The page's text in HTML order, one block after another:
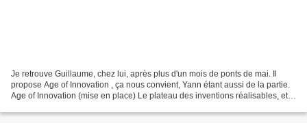
Je retrouve Guillaume, chez lui, après plus d'un mois de ponts de mai. Il
propose Age of Innovation , ça nous convient, Yann étant aussi de la partie.
Age of Innovation (mise en place) Le plateau des inventions réalisables, et